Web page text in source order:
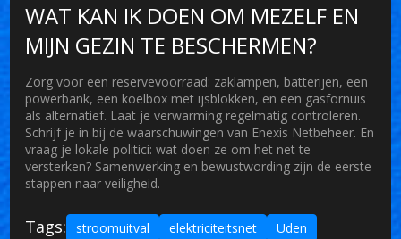
WAT KAN IK DOEN OM MEZELF EN
MIJN GEZIN TE BESCHERMEN?
Zorg voor een reservevoorraad: zaklampen, batterijen, een
powerbank, een koelbox met ijsblokken, en een gasfornuis
als alternatief. Laat je verwarming regelmatig controleren.
Schrijf je in bij de waarschuwingen van Enexis Netbeheer. En
vraag je lokale politici: wat doen ze om het net te
versterken? Samenwerking en bewustwording zijn de eerste
stappen naar veiligheid.
Tags: stroomuitval elektriciteitsnet
Uden